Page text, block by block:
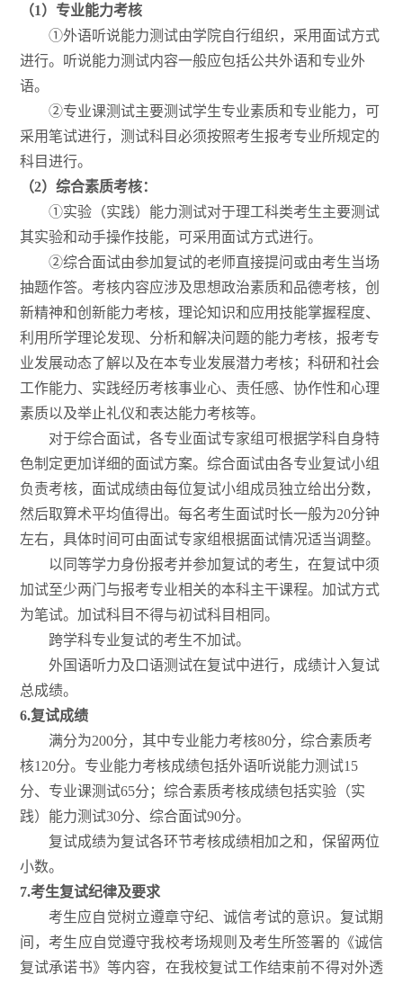
（1）专业能力考核
①外语听说能力测试由学院自行组织，采用面试方式
进行。听说能力测试内容一般应包括公共外语和专业外
语。
②专业课测试主要测试学生专业素质和专业能力，可
采用笔试进行，测试科目必须按照考生报考专业所规定的
科目进行。
（2）综合素质考核：
①实验（实践）能力测试对于理工科类考生主要测试
其实验和动手操作技能，可采用面试方式进行。
②综合面试由参加复试的老师直接提问或由考生当场
抽题作答。考核内容应涉及思想政治素质和品德考核，创
新精神和创新能力考核，理论知识和应用技能掌握程度、
利用所学理论发现、分析和解决问题的能力考核，报考专
业发展动态了解以及在本专业发展潜力考核；科研和社会
工作能力、实践经历考核事业心、责任感、协作性和心理
素质以及举止礼仪和表达能力考核等。
对于综合面试，各专业面试专家组可根据学科自身特
色制定更加详细的面试方案。综合面试由各专业复试小组
负责考核，面试成绩由每位复试小组成员独立给出分数，
然后取算术平均值得出。每名考生面试时长一般为20分钟
左右，具体时间可由面试专家组根据面试情况适当调整。
以同等学力身份报考并参加复试的考生，在复试中须
加试至少两门与报考专业相关的本科主干课程。加试方式
为笔试。加试科目不得与初试科目相同。
跨学科专业复试的考生不加试。
外国语听力及口语测试在复试中进行，成绩计入复试
总成绩。
6.复试成绩
满分为200分，其中专业能力考核80分，综合素质考
核120分。专业能力考核成绩包括外语听说能力测试15
分、专业课测试65分；综合素质考核成绩包括实验（实
践）能力测试30分、综合面试90分。
复试成绩为复试各环节考核成绩相加之和，保留两位
小数。
7.考生复试纪律及要求
考生应自觉树立遵章守纪、诚信考试的意识。复试期
间，考生应自觉遵守我校考场规则及考生所签署的《诚信
复试承诺书》等内容，在我校复试工作结束前不得对外透